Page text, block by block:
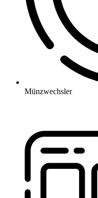
Münzwechsler